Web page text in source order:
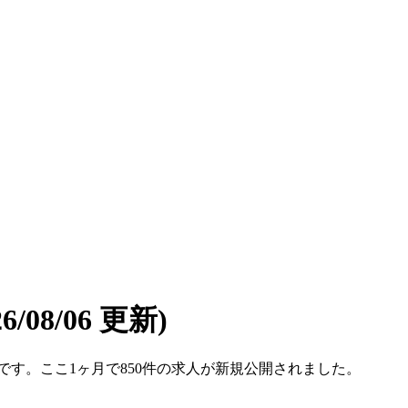
08/06 更新)
。ここ1ヶ月で850件の求人が新規公開されました。